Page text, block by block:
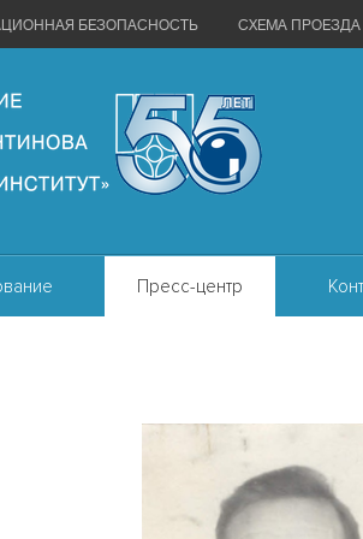
БЕЗОПАСНОСТЬ СХЕМА ПРОЕЗДА
Пресс-центр